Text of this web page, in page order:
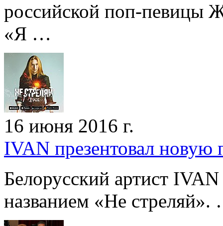
российской поп-певицы
«Я …
16 июня 2016 г.
IVAN презентовал новую
Белорусский артист
названием «Не